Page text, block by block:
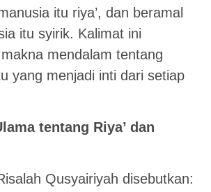
itu riya’, dan beramal
itu syirik. Kalimat ini
mendalam tentang
yang menjadi inti dari setiap
tentang Riya’ dan
Qusyairiyah disebutkan: